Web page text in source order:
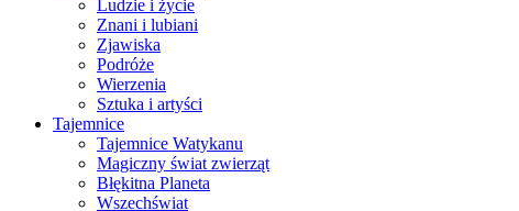
Ludzie i życie
Znani i lubiani
Zjawiska
Podróże
Wierzenia
Sztuka i artyści
Tajemnice
Tajemnice Watykanu
Magiczny świat zwierząt
Błękitna Planeta
Wszechświat